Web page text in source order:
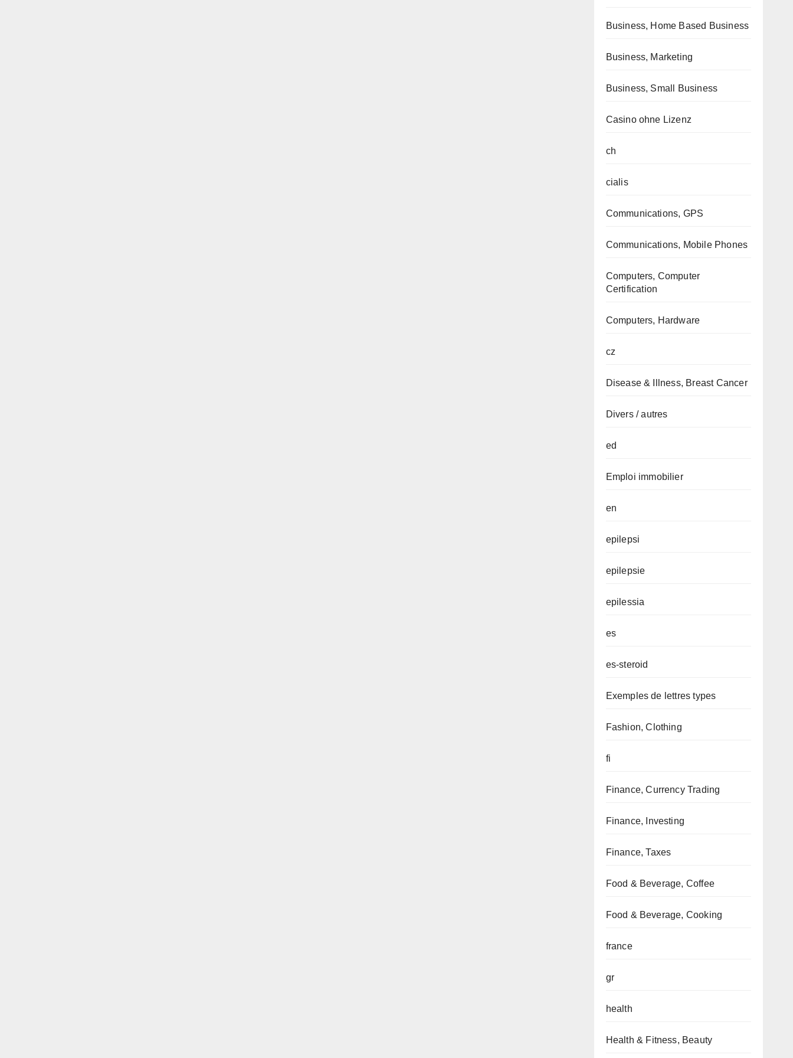
Business, Home Based Business
Business, Marketing
Business, Small Business
Casino ohne Lizenz
ch
cialis
Communications, GPS
Communications, Mobile Phones
Computers, Computer
Certification
Computers, Hardware
cz
Disease & Illness, Breast Cancer
Divers / autres
ed
Emploi immobilier
en
epilepsi
epilepsie
epilessia
es
es-steroid
Exemples de lettres types
Fashion, Clothing
fi
Finance, Currency Trading
Finance, Investing
Finance, Taxes
Food & Beverage, Coffee
Food & Beverage, Cooking
france
gr
health
Health & Fitness, Beauty